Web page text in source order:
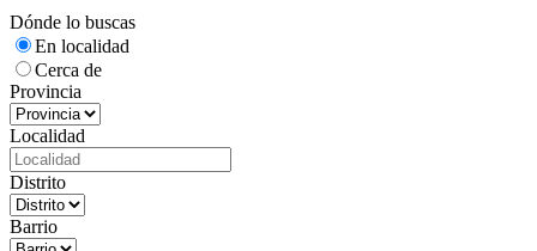
Dónde lo buscas
En localidad
Cerca de
Provincia
Localidad
Distrito
Barrio